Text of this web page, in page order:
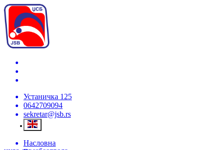
Устаничка 125
0642709094
sekretar@jsb.rs
Насловна